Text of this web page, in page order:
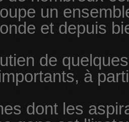
un
et depuis
de
à
dont les